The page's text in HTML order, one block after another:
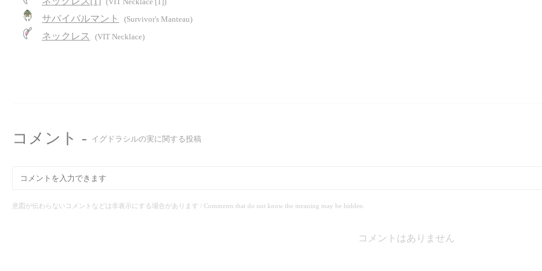
(VIT Necklace [1])
サバイバルマント (Survivor's Manteau)
ネックレス (VIT Necklace)
コメント - イグドラシルの実に関する投稿
意図が伝わらないコメントなどは非表示にする場合があります / Comments that do not know the meaning may be hidden.
コメントはありません